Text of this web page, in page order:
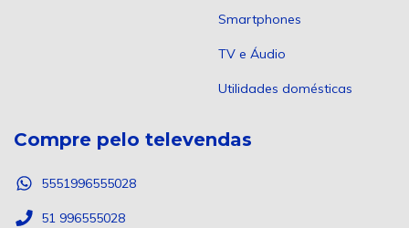
Smartphones
TV e Áudio
Utilidades domésticas
Compre pelo televendas
5551996555028
51 996555028